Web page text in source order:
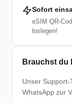
Sofort
eSIM QR-
loslegen!
Brauchst du
Unser
WhatsApp zur